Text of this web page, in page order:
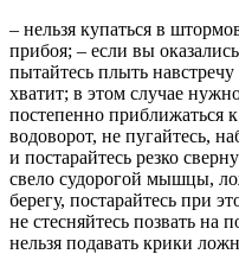
– нельзя купаться в
прибоя; – если вы
пытайтесь плыть
хватит; в этом случае
постепенно приближаться
водоворот, не пугайтесь,
и постарайтесь резко
свело судорогой мышцы,
берегу, постарайтесь при
не стесняйтесь позвать
нельзя подавать крики